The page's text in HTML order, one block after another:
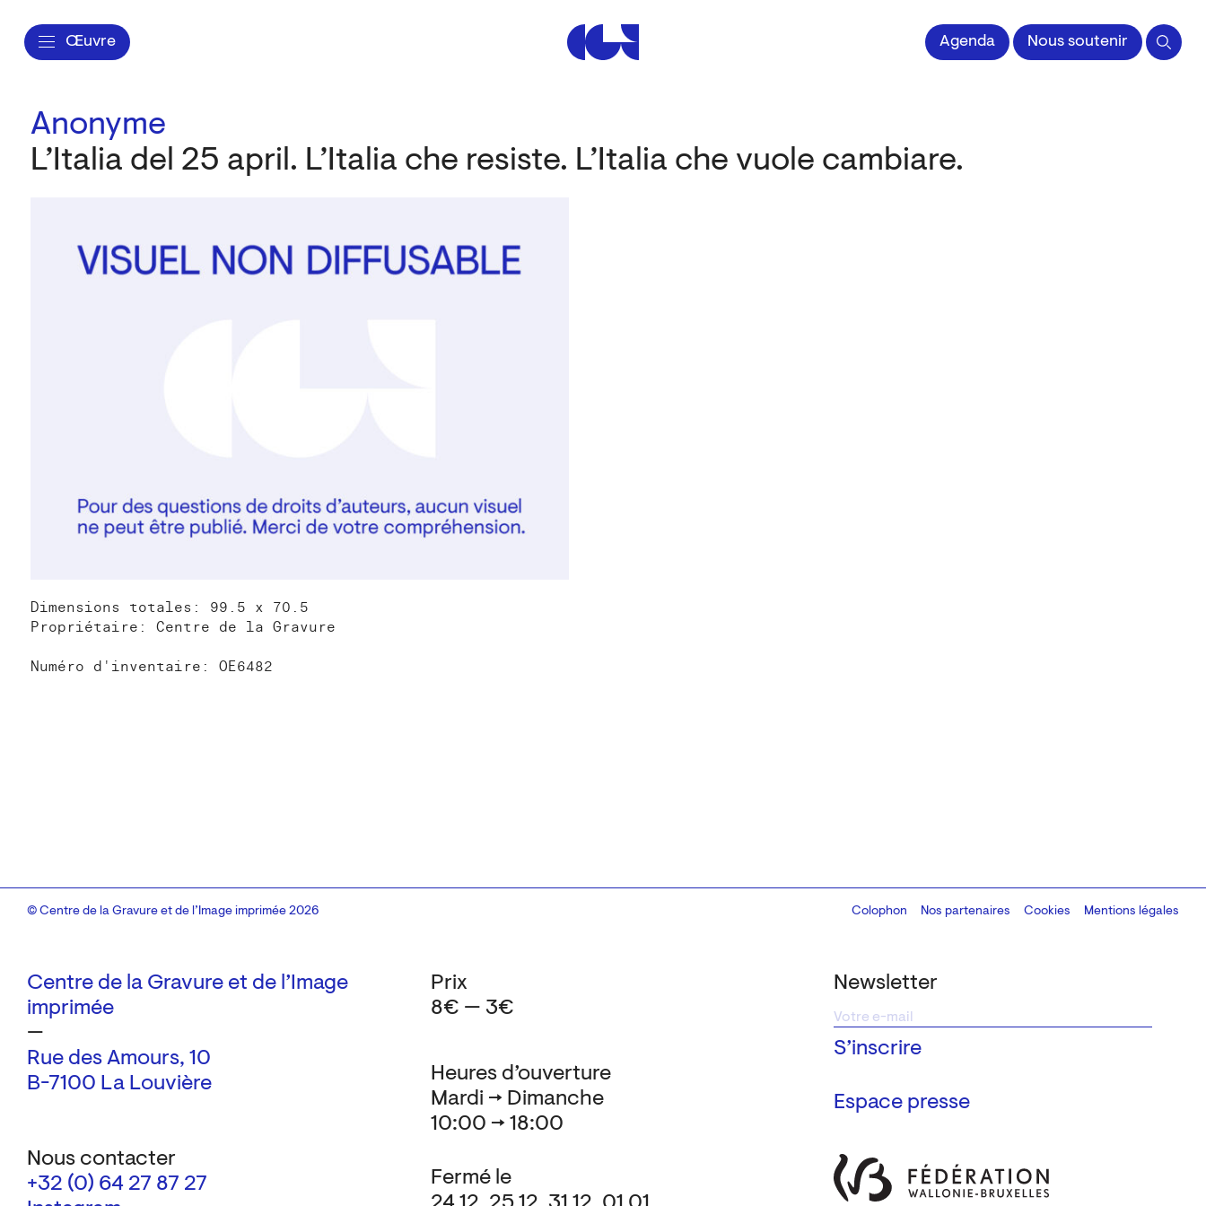
Œuvre Centre de la Gravure et de l'Image impriméeAgenda Nous soutenir
Anonyme
L’Italia del 25 april. L’Italia che resiste. L’Italia che vuole cambiare.
Dimensions totales: 99.5 x 70.5
Propriétaire: Centre de la Gravure
Numéro d'inventaire: OE6482
Centre de la Gravure et de l’Image
imprimée
—
Rue des Amours, 10
B-7100 La Louvière
Nous contacter
+32 (0) 64 27 87 27
Newsletter
Espace presse
Heures d’ouverture
Mardi → Dimanche
10:00 → 18:00
Fermé le
Prix
8€ — 3€
© Centre de la Gravure et de l’Image imprimée 2026 Colophon
Design:Marcel Kaczmarek, code:8080.studio
Nos partenaires Cookies Mentions légales